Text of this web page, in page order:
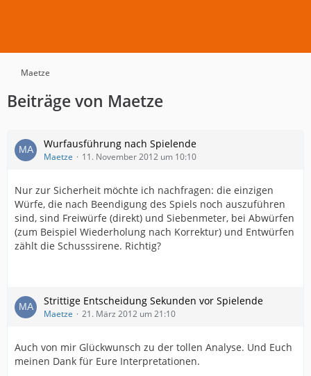
Maetze
Beiträge von Maetze
Wurfausführung nach Spielende
Maetze 11. November 2012 um 10:10
Nur zur Sicherheit möchte ich nachfragen: die einzigen
Würfe, die nach Beendigung des Spiels noch auszuführen
sind, sind Freiwürfe (direkt) und Siebenmeter, bei Abwürfen
(zum Beispiel Wiederholung nach Korrektur) und Entwürfen
zählt die Schusssirene. Richtig?
Strittige Entscheidung Sekunden vor Spielende
Maetze 21. März 2012 um 21:10
Auch von mir Glückwunsch zu der tollen Analyse. Und Euch
meinen Dank für Eure Interpretationen.